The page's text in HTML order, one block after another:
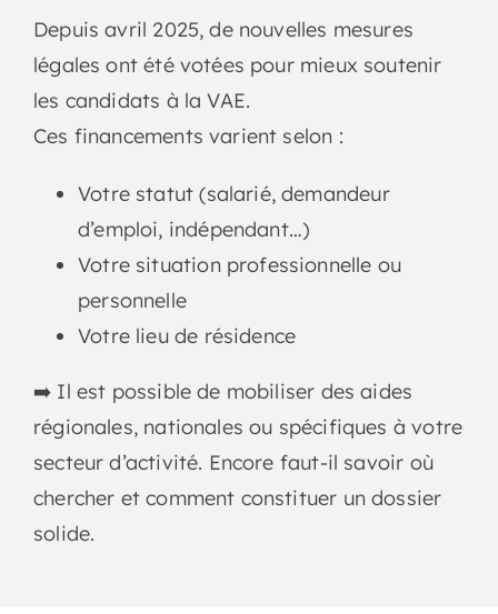
Depuis avril 2025, de nouvelles mesures
légales ont été votées pour mieux soutenir
les candidats à la VAE.
Ces financements varient selon :
Votre statut (salarié, demandeur
d’emploi, indépendant…)
Votre situation professionnelle ou
personnelle
Votre lieu de résidence
➡️ Il est possible de mobiliser des aides
régionales, nationales ou spécifiques à votre
secteur d’activité. Encore faut-il savoir où
chercher et comment constituer un dossier
solide.